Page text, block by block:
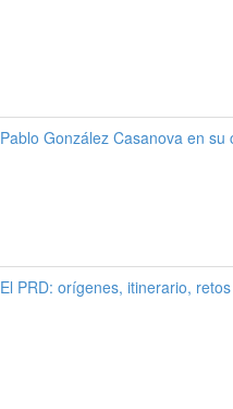
Pablo González Casanova en su
El PRD: orígenes, itinerario, retos